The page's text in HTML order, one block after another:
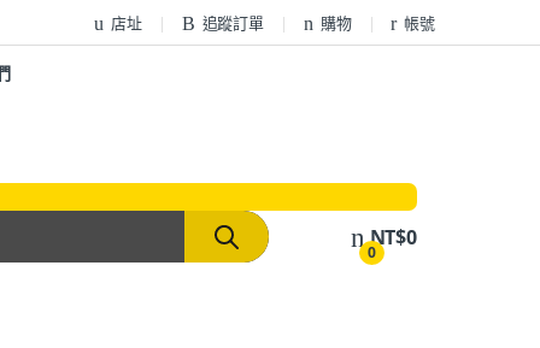
店址 追蹤訂單 購物 帳號
0
NT$0